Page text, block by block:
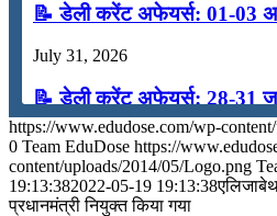
📝 डेली करेंट अफेयर्स: 01-03
July 31, 2026
📝 डेली करेंट अफेयर्स: 28-31
July 28, 2026
📝 डेली करेंट अफेयर्स: 25-27
https://www.edudose.com/wp-
0 Team EduDose https://
content/uploads/2014/05/Logo.png
19:13:382022-05-19 19:13:38
प्रधानमंत्री नियुक्त किया गया